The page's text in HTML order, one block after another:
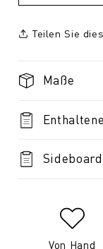
Teilen Sie
Maße
Von Hand